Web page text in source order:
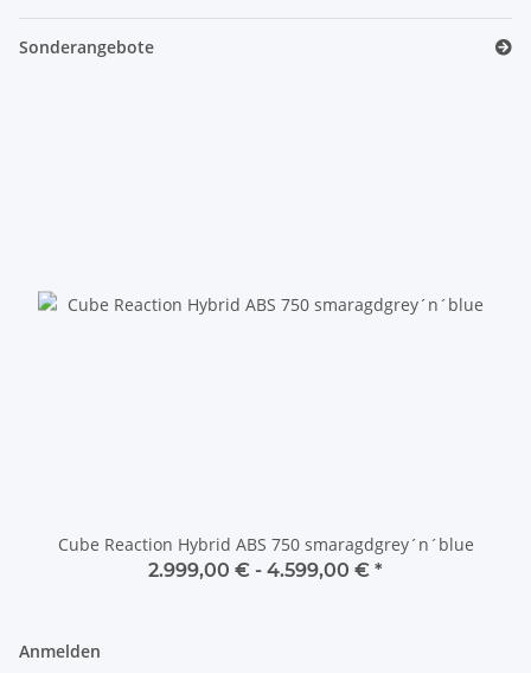
Sonderangebote
Cube Reaction Hybrid ABS 750 smaragdgrey´n´blue
2.999,00 € - 4.599,00 € *
Anmelden